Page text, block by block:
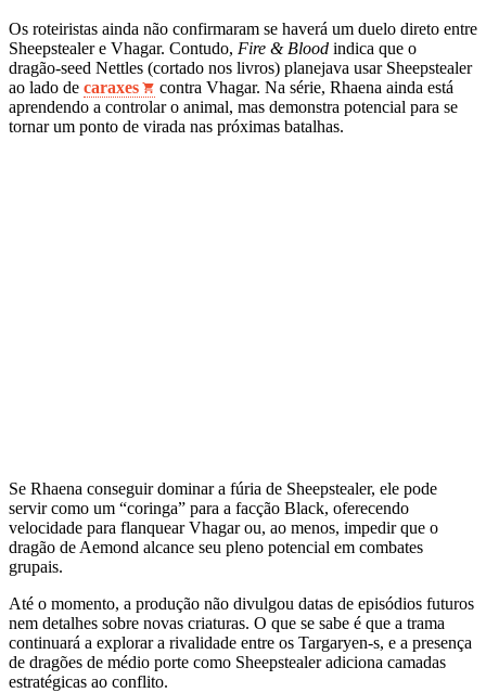
Os roteiristas ainda não confirmaram se haverá um duelo direto entre
Sheepstealer e Vhagar. Contudo, Fire & Blood indica que o
dragão‑seed Nettles (cortado nos livros) planejava usar Sheepstealer
ao lado de caraxes
contra Vhagar. Na série, Rhaena ainda está
aprendendo a controlar o animal, mas demonstra potencial para se
tornar um ponto de virada nas próximas batalhas.
Se Rhaena conseguir dominar a fúria de Sheepstealer, ele pode
servir como um “coringa” para a facção Black, oferecendo
velocidade para flanquear Vhagar ou, ao menos, impedir que o
dragão de Aemond alcance seu pleno potencial em combates
grupais.
Até o momento, a produção não divulgou datas de episódios futuros
nem detalhes sobre novas criaturas. O que se sabe é que a trama
continuará a explorar a rivalidade entre os Targaryen‑s, e a presença
de dragões de médio porte como Sheepstealer adiciona camadas
estratégicas ao conflito.